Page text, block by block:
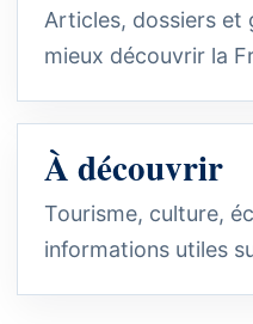
Articles, dossiers et
mieux découvrir la
À découvrir
Tourisme, culture,
informations utiles